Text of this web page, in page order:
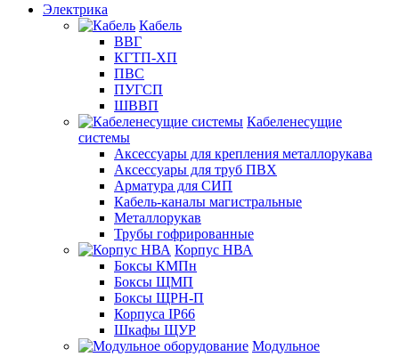
Электрика
Кабель
ВВГ
КГТП-ХП
ПВС
ПУГСП
ШВВП
Кабеленесущие
системы
Аксессуары для крепления металлорукава
Аксессуары для труб ПВХ
Арматура для СИП
Кабель-каналы магистральные
Металлорукав
Трубы гофрированные
Корпус НВА
Боксы КМПн
Боксы ЩМП
Боксы ЩРН-П
Корпуса IP66
Шкафы ЩУР
Модульное